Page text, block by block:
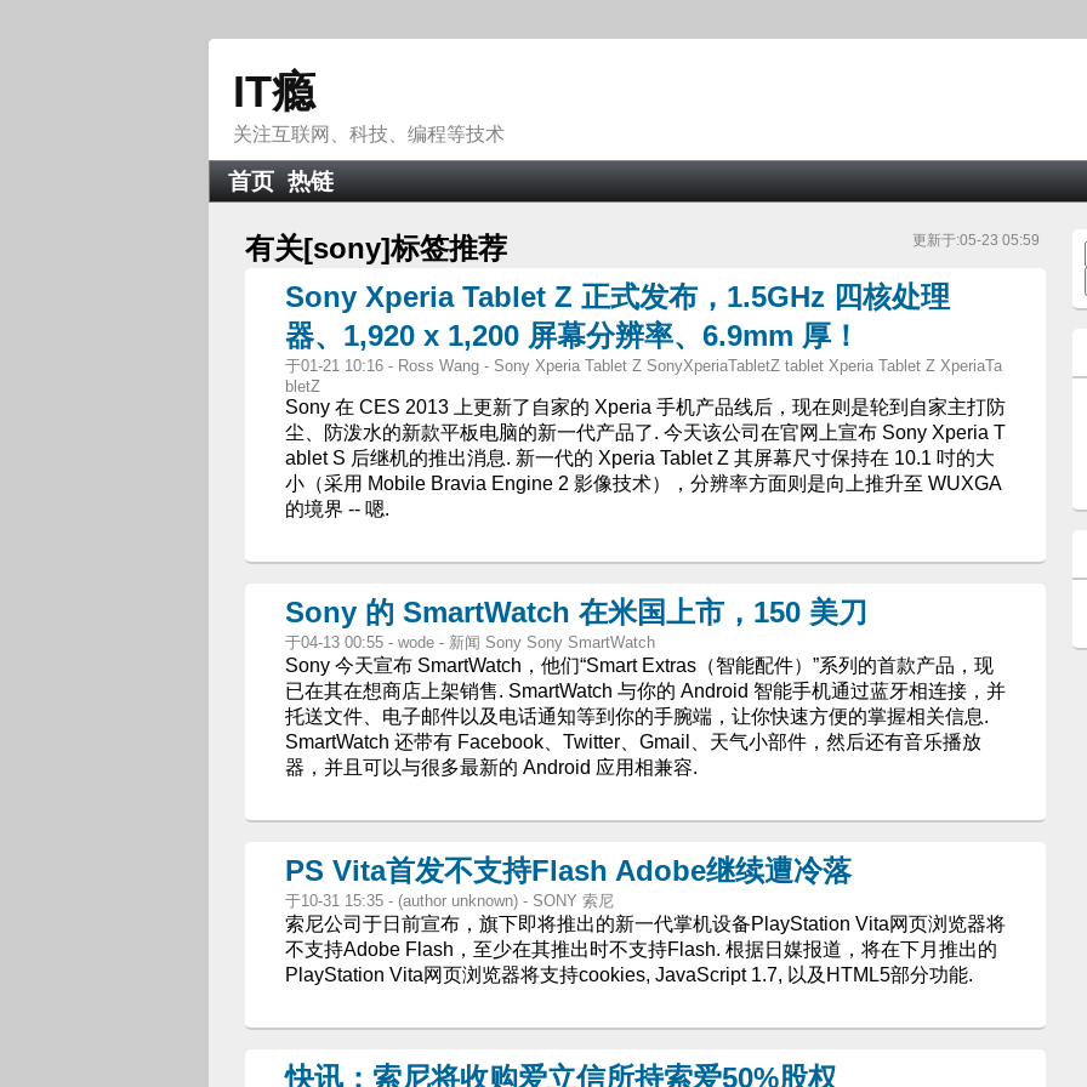
IT瘾
关注互联网、科技、编程等技术
首页 热链
更新于:05-23 05:59
有关[sony]标签推荐
Sony Xperia Tablet Z 正式发布，1.5GHz 四核处理
器、1,920 x 1,200 屏幕分辨率、6.9mm 厚！
于01-21 10:16 - Ross Wang - Sony Xperia Tablet Z SonyXperiaTabletZ tablet Xperia Tablet Z XperiaTa
bletZ
Sony 在 CES 2013 上更新了自家的 Xperia 手机产品线后，现在则是轮到自家主打防
尘、防泼水的新款平板电脑的新一代产品了. 今天该公司在官网上宣布 Sony Xperia T
ablet S 后继机的推出消息. 新一代的 Xperia Tablet Z 其屏幕尺寸保持在 10.1 吋的大
小（采用 Mobile Bravia Engine 2 影像技术），分辨率方面则是向上推升至 WUXGA
的境界 -- 嗯.
Sony 的 SmartWatch 在米国上市，150 美刀
于04-13 00:55 - wode - 新闻 Sony Sony SmartWatch
Sony 今天宣布 SmartWatch，他们“Smart Extras（智能配件）”系列的首款产品，现
已在其在想商店上架销售. SmartWatch 与你的 Android 智能手机通过蓝牙相连接，并
托送文件、电子邮件以及电话通知等到你的手腕端，让你快速方便的掌握相关信息.
SmartWatch 还带有 Facebook、Twitter、Gmail、天气小部件，然后还有音乐播放
器，并且可以与很多最新的 Android 应用相兼容.
PS Vita首发不支持Flash Adobe继续遭冷落
于10-31 15:35 - (author unknown) - SONY 索尼
索尼公司于日前宣布，旗下即将推出的新一代掌机设备PlayStation Vita网页浏览器将
不支持Adobe Flash，至少在其推出时不支持Flash. 根据日媒报道，将在下月推出的
PlayStation Vita网页浏览器将支持cookies, JavaScript 1.7, 以及HTML5部分功能.
快讯：索尼将收购爱立信所持索爱50%股权